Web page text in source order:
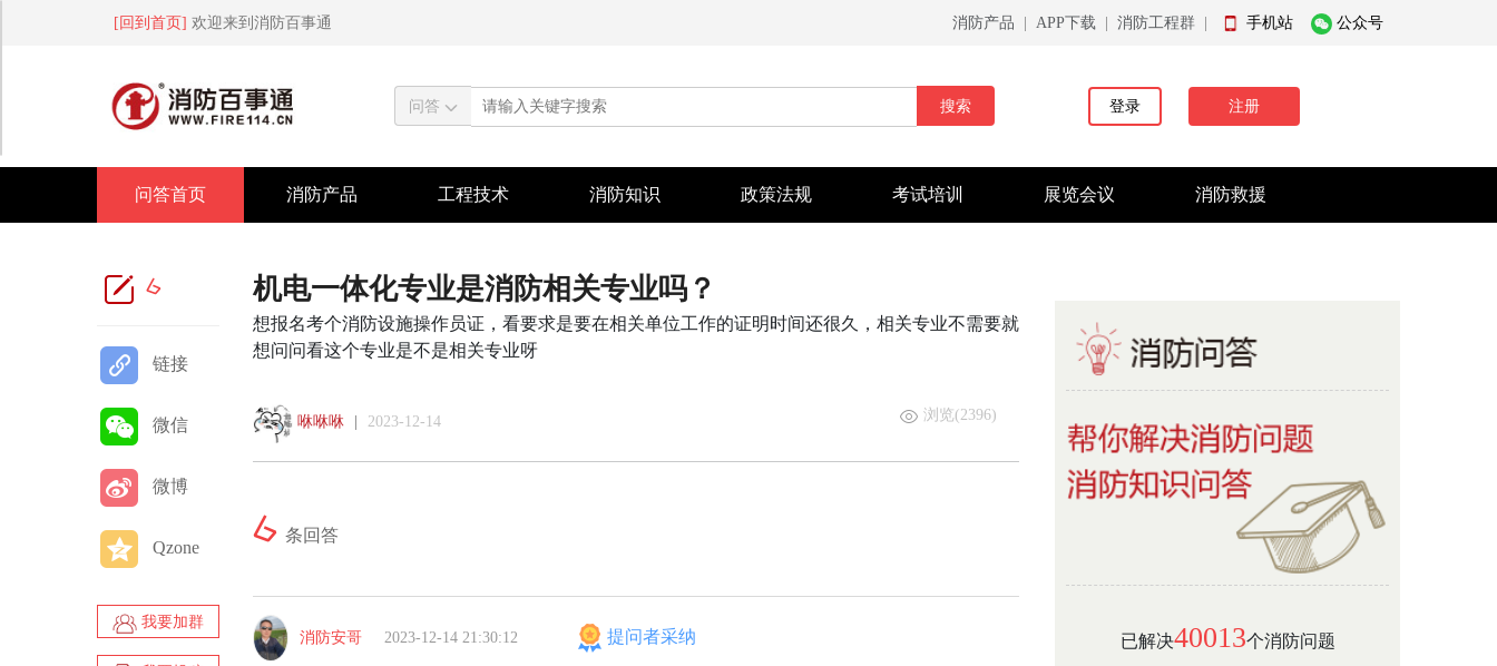
[回到首页] 欢迎来到消防百事通 消防产品 APP下载 消防工程群 手机站 公众号
问答 搜索 登录 注册
问答首页 消防产品 工程技术 消防知识 政策法规 考试培训 展览会议 消防救援
6
链接
微信
微博
Qzone
我要加群
机电一体化专业是消防相关专业吗？
想报名考个消防设施操作员证，看要求是要在相关单位工作的证明时间还很久，相关专业不需要就
想问问看这个专业是不是相关专业呀
咻咻咻 2023-12-14 浏览(2396)
6 条回答
消防安哥 2023-12-14 21:30:12 提问者采纳 已解决40013个消防问题